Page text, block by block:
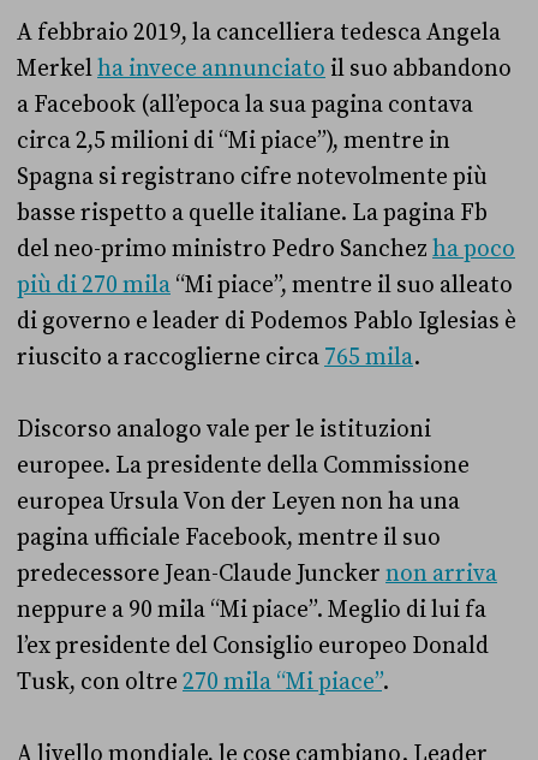
A febbraio 2019, la cancelliera tedesca Angela
Merkelha invece annunciato il suo abbandono
a Facebook (all’epoca la sua pagina contava
circa 2,5 milioni di “Mi piace”), mentre in
Spagna si registrano cifre notevolmente più
basse rispetto a quelle italiane. La pagina Fb
del neo-primo ministro Pedro Sanchez ha poco
più di 270 mila “Mi piace”, mentre il suo alleato
di governo e leader di Podemos Pablo Iglesias è
riuscito a raccoglierne circa 765 mila.
Discorso analogo vale per le istituzioni
europee. La presidente della Commissione
europea Ursula Von der Leyen non ha una
pagina ufficiale Facebook, mentre il suo
predecessore Jean-Claude Juncker non arriva
neppure a 90 mila “Mi piace”. Meglio di lui fa
l’ex presidente del Consiglio europeo Donald
Tusk, con oltre 270 mila “Mi piace”.
A livello mondiale, le cose cambiano. Leader